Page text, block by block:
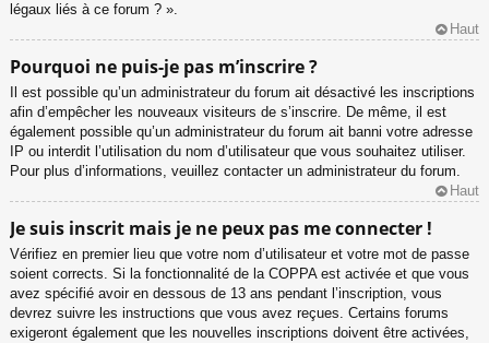
légaux liés à ce forum ? ».
Haut
Pourquoi ne puis-je pas m’inscrire ?
Il est possible qu’un administrateur du forum ait désactivé les inscriptions
afin d’empêcher les nouveaux visiteurs de s’inscrire. De même, il est
également possible qu’un administrateur du forum ait banni votre adresse
IP ou interdit l’utilisation du nom d’utilisateur que vous souhaitez utiliser.
Pour plus d’informations, veuillez contacter un administrateur du forum.
Haut
Je suis inscrit mais je ne peux pas me connecter !
Vérifiez en premier lieu que votre nom d’utilisateur et votre mot de passe
soient corrects. Si la fonctionnalité de la COPPA est activée et que vous
avez spécifié avoir en dessous de 13 ans pendant l’inscription, vous
devrez suivre les instructions que vous avez reçues. Certains forums
exigeront également que les nouvelles inscriptions doivent être activées,